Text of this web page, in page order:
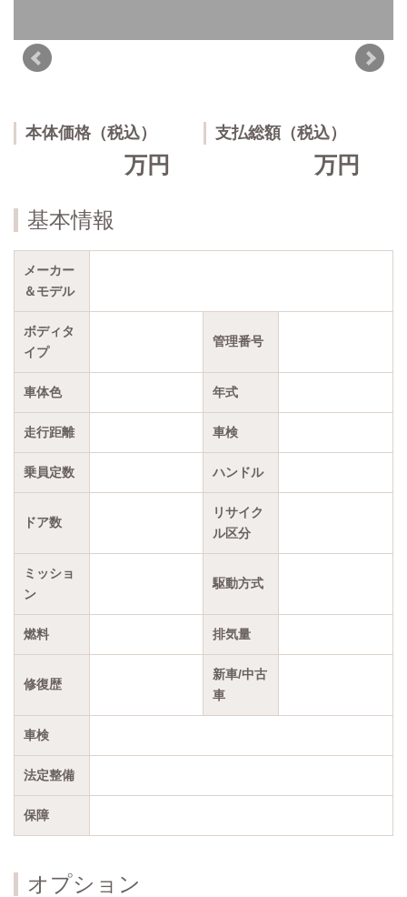
本体価格（税込）
万円
支払総額（税込）
万円
基本情報
メーカー
＆モデル
ボディタ
イプ
管理番号
車体色 年式
走行距離 車検
乗員定数 ハンドル
ドア数
リサイク
ル区分
ミッショ
ン
駆動方式
燃料 排気量
修復歴
新車/中古
車
車検
法定整備
保障
オプション